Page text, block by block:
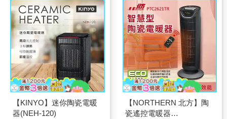
【KINYO】迷你陶瓷電暖
器(NEH-120)
【NORTHERN 北方】陶
瓷遙控電暖器